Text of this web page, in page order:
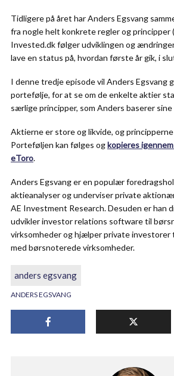
Tidligere på året har Anders Egsvang
fra nogle helt konkrete regler og principper (
Invested.dk følger udviklingen og
lave en status på, hvordan første år gik, i
I denne tredje episode vil Anders Egsvang
portefølje, for at se om de enkelte aktier
særlige principper, som Anders baserer sine
Aktierne er store og likvide, og
Porteføljen kan følges ogkopieres
eToro.
Anders Egsvang er en populær
aktieanalyser og underviser private
AE Investment Research. Desuden er han
udvikler investor relations software til
virksomheder og hjælper private
med børsnoterede virksomheder.
anders egsvang
ANDERS EGSVANG